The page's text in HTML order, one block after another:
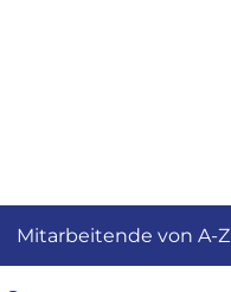
Mitarbeitende von A-Z